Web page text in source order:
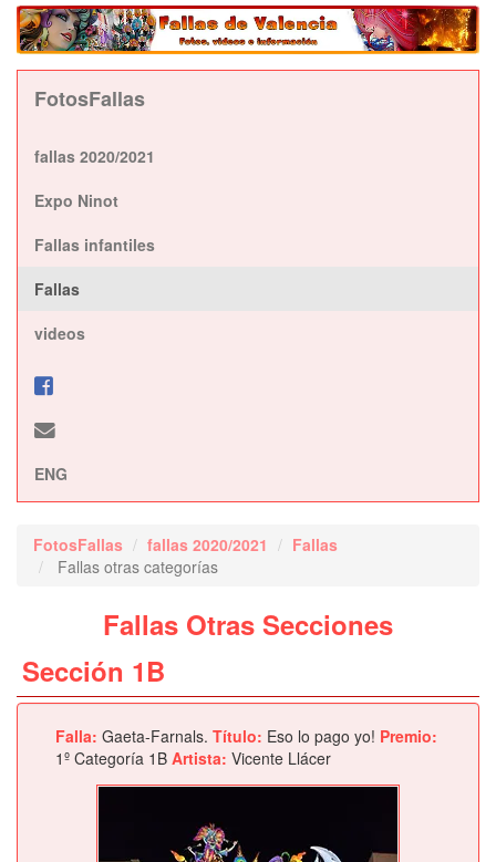
FotosFallas
fallas 2020/2021
Expo Ninot
Fallas infantiles
Fallas
videos
ENG
FotosFallas fallas 2020/2021
Fallas
Fallas otras categorías
Fallas Otras Secciones
Sección 1B
Falla: Gaeta-Farnals. Título: Eso lo pago yo! Premio:
1º Categoría 1B Artista: Vicente Llácer